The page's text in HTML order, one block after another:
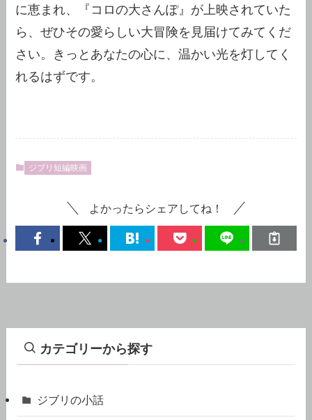
に恵まれ、『コロの大さんぽ』が上映されていた
ら、ぜひその愛らしい大冒険を見届けてみてくだ
さい。きっとあなたの心に、温かい光を灯してく
れるはずです。
ジブリ短編映画
よかったらシェアしてね！
カテゴリーから探す
ジブリの小話